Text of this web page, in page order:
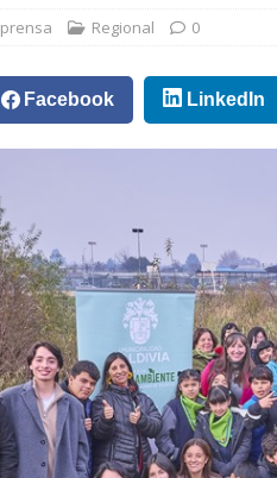
prensa Regional 0
Facebook LinkedIn